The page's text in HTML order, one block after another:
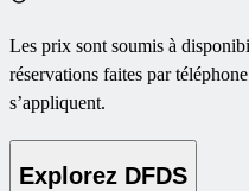
Les prix sont soumis à
réservations faites par
s’appliquent.
Explorez DFDS